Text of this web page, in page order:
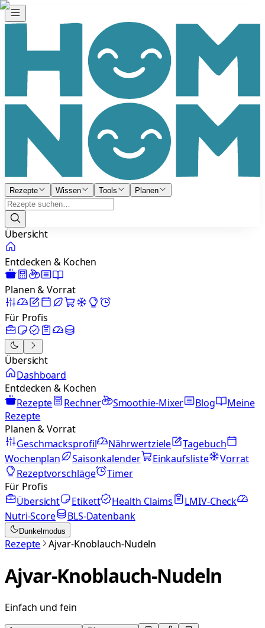
Rezepte Wissen Tools Planen
Übersicht
Entdecken & Kochen
Planen & Vorrat
Für Profis
Übersicht
Dashboard
Entdecken & Kochen
Rezepte
Rechner Smoothie-Mixer Blog
Meine
Rezepte
Planen & Vorrat
Geschmacksprofil
Nährwertziele
Tagebuch
Wochenplan
Saisonkalender Einkaufsliste
Vorrat
Rezeptvorschläge
Timer
Für Profis
Übersicht
Etikett Health Claims
LMIV-Check
Nutri-Score
BLS-Datenbank
Dunkelmodus
Rezepte Ajvar-Knoblauch-Nudeln
Ajvar-Knoblauch-Nudeln
Einfach und fein